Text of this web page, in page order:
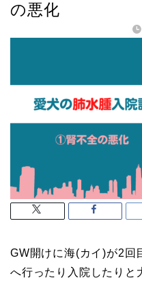
の悪化
GW開けに海(カイ)が2回
へ行ったり入院したりと